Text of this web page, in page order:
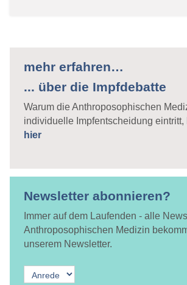
mehr erfahren…
... über die Impfdebatte
Warum die Anthroposophischen
individuelle Impfentscheidung eintritt,
hier
Newsletter abonnieren?
Immer auf dem Laufenden - alle
Anthroposophischen Medizin
unserem Newsletter.